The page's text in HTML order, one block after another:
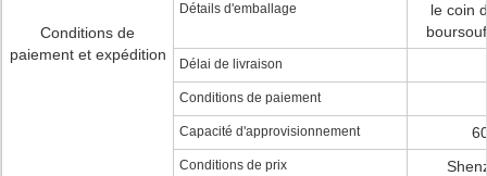
Conditions de
paiement et expédition
Détails d'emballage
le coin
Délai de livraison
Conditions de paiement
Capacité d'approvisionnement
Conditions de prix